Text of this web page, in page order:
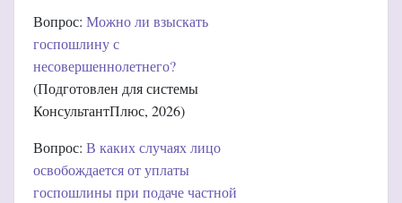
Вопрос: Можно ли взыскать
госпошлину с
несовершеннолетнего?
(Подготовлен для системы
КонсультантПлюс, 2026)
Вопрос: В каких случаях лицо
освобождается от уплаты
госпошлины при подаче частной